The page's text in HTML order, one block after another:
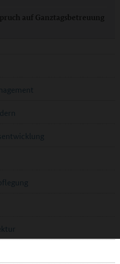
auf Ganztagsbetreuung